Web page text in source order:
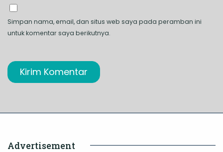
Simpan nama, email, dan situs web saya pada peramban ini
untuk komentar saya berikutnya.
Advertisement